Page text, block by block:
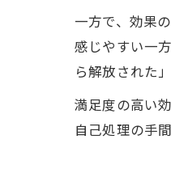
一方で、効果
感じやすい一
ら解放された
満足度の高い
自己処理の手